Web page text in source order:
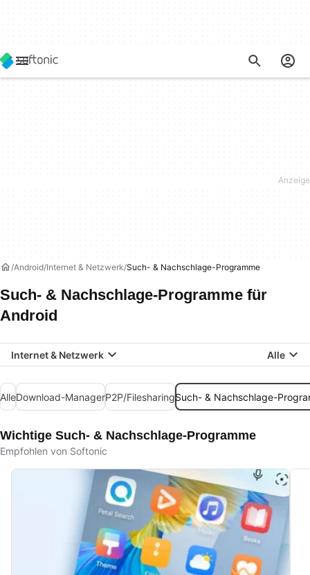
Android Internet & Netzwerk Such- & Nachschlage-Programme
Such- & Nachschlage-Programme für
Android
Internet & Netzwerk Alle
AlleDownload-ManagerP2P/FilesharingSuch- & Nachschlage-
Wichtige Such- & Nachschlage-Programme
Empfohlen von Softonic